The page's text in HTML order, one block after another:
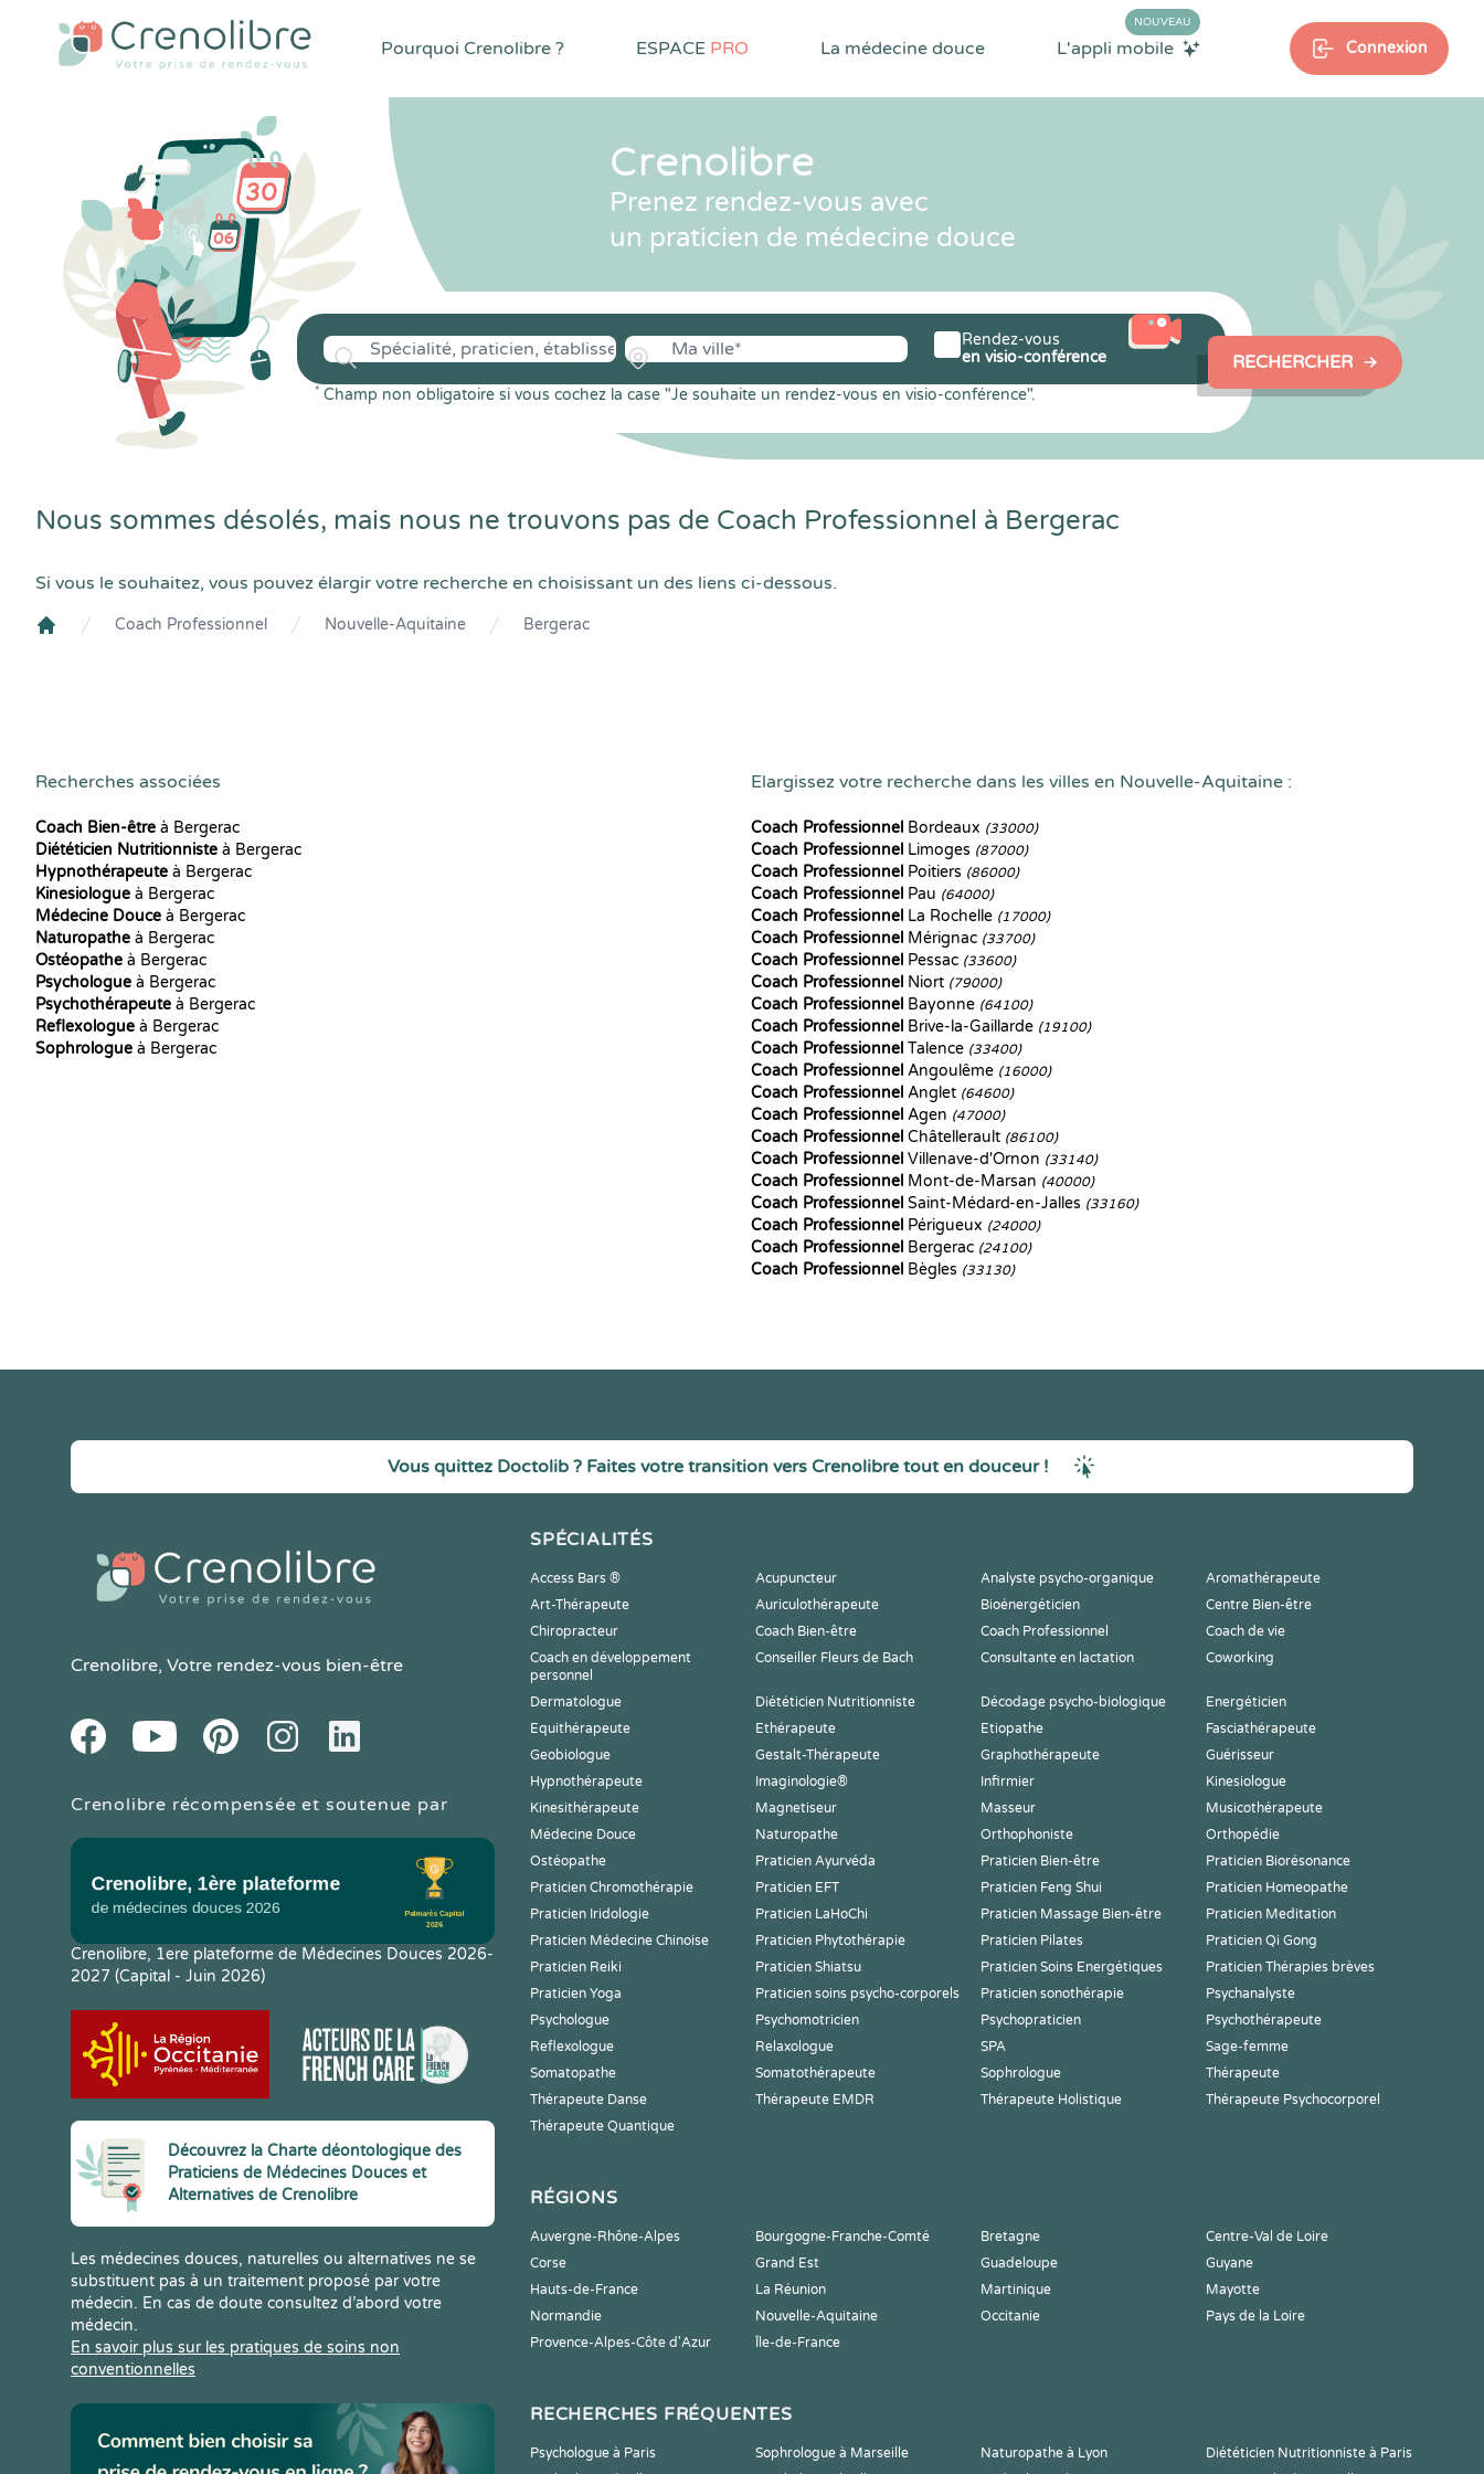
Pourquoi Crenolibre ? ESPACE PRO La médecine douce L'appli mobile
NOUVEAU
Connexion
Crenolibre
Prenez rendez-vous avec
un praticien de médecine douce
* Champ non obligatoire si vous cochez la case "Je souhaite un rendez-vous en visio-conférence".
Rendez-vous
en visio-conférence
RECHERCHER
Nous sommes désolés, mais nous ne trouvons pas de Coach Professionnel à Bergerac
Si vous le souhaitez, vous pouvez élargir votre recherche en choisissant un des liens ci-dessous.
Coach Professionnel Nouvelle-Aquitaine Bergerac
Recherches associées
Coach Bien-être à Bergerac
Diététicien Nutritionniste à Bergerac
Hypnothérapeute à Bergerac
Kinesiologue à Bergerac
Médecine Douce à Bergerac
Naturopathe à Bergerac
Ostéopathe à Bergerac
Psychologue à Bergerac
Psychothérapeute à Bergerac
Reflexologue à Bergerac
Sophrologue à Bergerac
Elargissez votre recherche dans les villes en Nouvelle-Aquitaine :
Coach Professionnel Bordeaux (33000)
Coach Professionnel Limoges (87000)
Coach Professionnel Poitiers (86000)
Coach Professionnel Pau (64000)
Coach Professionnel La Rochelle (17000)
Coach Professionnel Mérignac (33700)
Coach Professionnel Pessac (33600)
Coach Professionnel Niort (79000)
Coach Professionnel Bayonne (64100)
Coach Professionnel Brive-la-Gaillarde (19100)
Coach Professionnel Talence (33400)
Coach Professionnel Angoulême (16000)
Coach Professionnel Anglet (64600)
Coach Professionnel Agen (47000)
Coach Professionnel Châtellerault (86100)
Coach Professionnel Villenave-d'Ornon (33140)
Coach Professionnel Mont-de-Marsan (40000)
Coach Professionnel Saint-Médard-en-Jalles (33160)
Coach Professionnel Périgueux (24000)
Coach Professionnel Bergerac (24100)
Coach Professionnel Bègles (33130)
Vous quittez Doctolib ? Faites votre transition vers Crenolibre tout en douceur !
Crenolibre, Votre rendez-vous bien-être
FacebookYoutube PinteresetInstagramLinkedIn
Crenolibre récompensée et soutenue par
Crenolibre, 1ere plateforme de Médecines Douces 2026-
2027 (Capital - Juin 2026)
Découvrez la Charte déontologique des
Praticiens de Médecines Douces et
Alternatives de Crenolibre
Les médecines douces, naturelles ou alternatives ne se
substituent pas à un traitement proposé par votre
médecin. En cas de doute consultez d’abord votre
médecin.
En savoir plus sur les pratiques de soins non
conventionnelles
SPÉCIALITÉS
Access Bars ® Acupuncteur Analyste psycho-organique
Aromathérapeute
Art-Thérapeute
Auriculothérapeute Bioénergéticien
Centre Bien-être
Chiropracteur
Coach Bien-être Coach Professionnel
Coach de vie
Coach en développement
personnel
Conseiller Fleurs de Bach Consultante en lactation Coworking
Dermatologue Diététicien Nutritionniste Décodage psycho-biologique
Energéticien
Equithérapeute
Ethérapeute Etiopathe
Fasciathérapeute
Geobiologue
Gestalt-Thérapeute Graphothérapeute
Guérisseur
Hypnothérapeute
Imaginologie® Infirmier
Kinesiologue
Kinesithérapeute
Magnetiseur Masseur
Musicothérapeute
Médecine Douce
Naturopathe Orthophoniste
Orthopédie
Ostéopathe
Praticien Ayurvéda Praticien Bien-être
Praticien Biorésonance
Praticien Chromothérapie
Praticien EFT Praticien Feng Shui
Praticien Homeopathe
Praticien Iridologie
Praticien LaHoChi Praticien Massage Bien-être
Praticien Meditation
Praticien Médecine Chinoise
Praticien Phytothérapie Praticien Pilates
Praticien Qi Gong
Praticien Reiki
Praticien Shiatsu Praticien Soins Energétiques
Praticien Thérapies brèves
Praticien Yoga
Praticien soins psycho-corporels Praticien sonothérapie
Psychanalyste
Psychologue
Psychomotricien Psychopraticien
Psychothérapeute
Reflexologue
Relaxologue SPA
Sage-femme
Somatopathe
Somatothérapeute Sophrologue
Thérapeute
Thérapeute Danse
Thérapeute EMDR Thérapeute Holistique
Thérapeute Psychocorporel
Thérapeute Quantique
RÉGIONS
Auvergne-Rhône-Alpes Bourgogne-Franche-Comté Bretagne
Centre-Val de Loire
Corse
Grand Est Guadeloupe
Guyane
Hauts-de-France
La Réunion Martinique
Mayotte
Normandie
Nouvelle-Aquitaine Occitanie
Pays de la Loire
Provence-Alpes-Côte d'Azur
Île-de-France
RECHERCHES FRÉQUENTES
Psychologue à Paris Sophrologue à Marseille Naturopathe à Lyon
Diététicien Nutritionniste à Paris